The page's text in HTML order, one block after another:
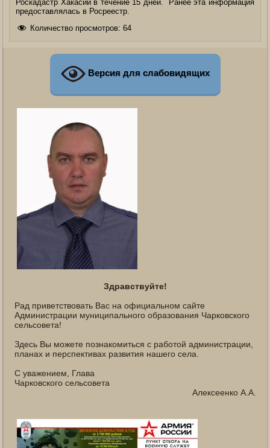
Роскадастр Хакасии в течение 15 дней. Ранее эта информация
предоставлялась в Росреестр.
Количество просмотров: 64
Версия для слабовидящих
Здравствуйте!
Рад приветствовать Вас на официальном сайте
Администрации муниципального образования Чарковского
сельсовета!
Здесь Вы можете познакомиться с работой администрации,
планах и перспективах развития нашего села.
С уважением, Глава
Чарковского сельсовета
Алексеенко А.А.